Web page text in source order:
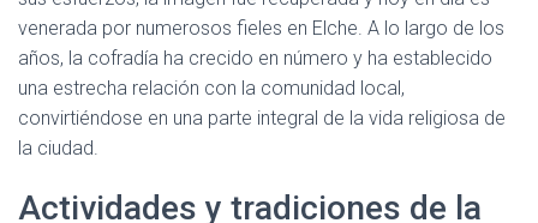
venerada por numerosos fieles en Elche. A lo largo de los
años, la cofradía ha crecido en número y ha establecido
una estrecha relación con la comunidad local,
convirtiéndose en una parte integral de la vida religiosa de
la ciudad.
Actividades y tradiciones de la